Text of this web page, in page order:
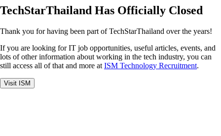
TechStarThailand Has Officially Closed
Thank you for having been part of TechStarThailand over the years!
If you are looking for IT job opportunities, useful articles, events, and
lots of other information about working in the tech industry, you can
still access all of that and more at ISM Technology Recruitment.
Visit ISM